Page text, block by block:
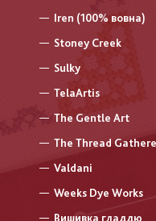
Iren (100% вовна)
Stoney Creek
Sulky
TelaArtis
The Gentle Art
The Thread
Valdani
Weeks Dye Works
Вишивка гладдю